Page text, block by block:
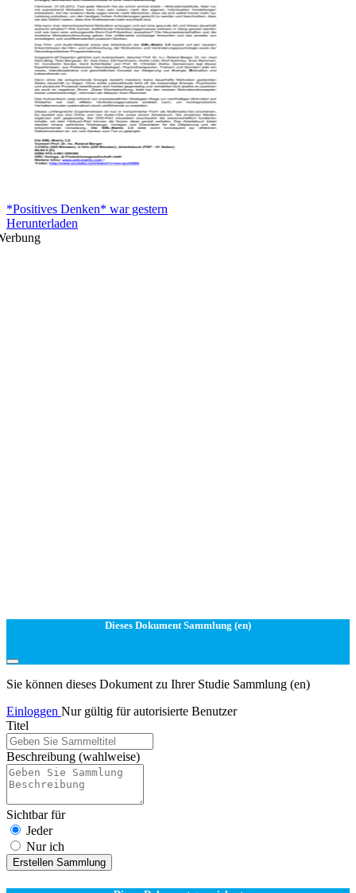
*Positives Denken* war gestern
Herunterladen
Dieses Dokument Sammlung (en)
Sie können dieses Dokument zu Ihrer Studie Sammlung (en)
Einloggen Nur gültig für autorisierte Benutzer
Titel
Beschreibung (wahlweise)
Sichtbar für
Jeder
Nur ich
Erstellen Sammlung